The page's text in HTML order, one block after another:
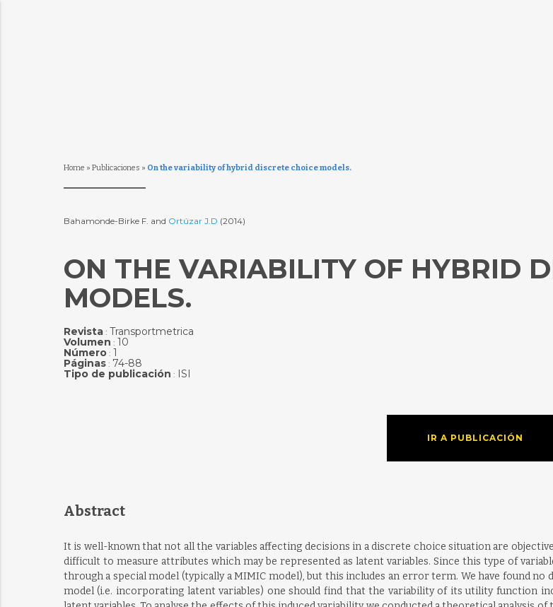
Home » Publicaciones » On the variability of hybrid discrete choice models.
Bahamonde-Birke F. and Ortúzar J.D (2014)
ON THE VARIABILITY OF HYBRID
MODELS.
Revista: Transportmetrica
Volumen : 10
Número: 1
Páginas: 74-88
Tipo de publicación : ISI
IR A PUBLICACIÓN
Abstract
It is well-known that not all the variables affecting decisions in a discrete choice situation are
difficult to measure attributes which may be represented as latent variables. Since this type of
through a special model (typically a MIMIC model), but this includes an error term. We have found
model (i.e. incorporating latent variables) one should find that the variability of its utility function